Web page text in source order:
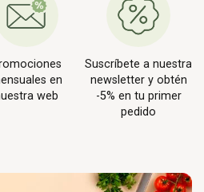
en
web
Suscríbete a nuestra
newsletter y obtén
-5% en tu primer
pedido